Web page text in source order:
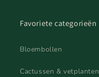
Favoriete categorieën
Bloembollen
Cactussen & vetplanten